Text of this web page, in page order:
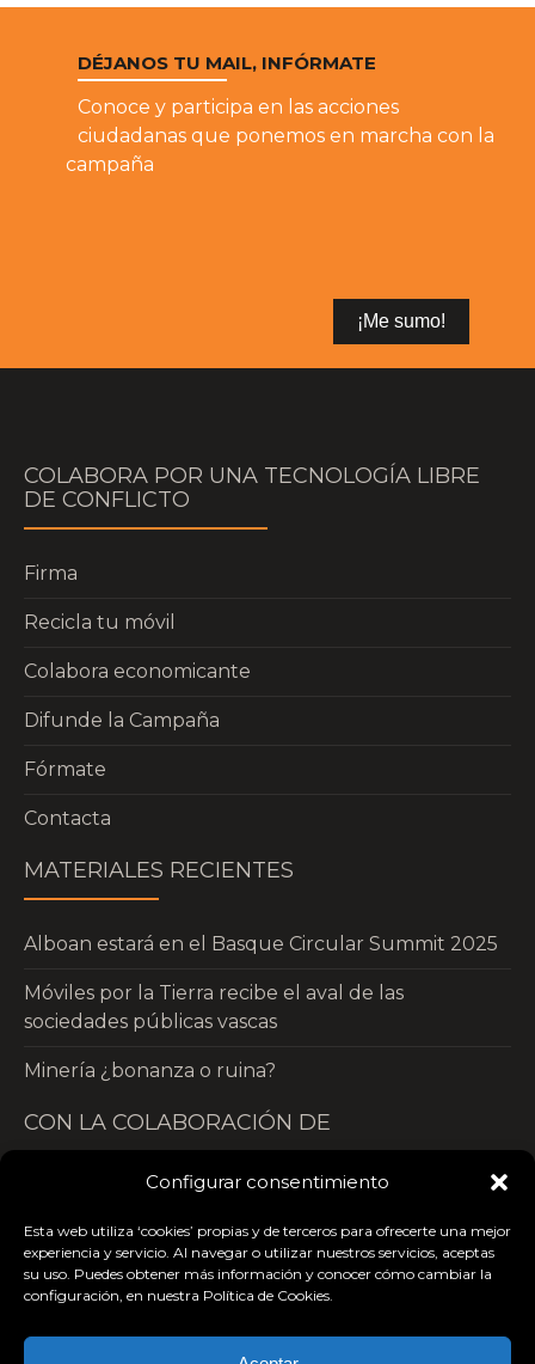
Configurar consentimiento
Esta web utiliza ‘cookies’ propias y de terceros para ofrecerte una mejor
experiencia y servicio. Al navegar o utilizar nuestros servicios, aceptas
su uso. Puedes obtener más información y conocer cómo cambiar la
configuración, en nuestra Política de Cookies.
DÉJANOS TU MAIL, INFÓRMATE
Conoce y participa en las acciones
ciudadanas que ponemos en marcha con la
campaña
COLABORA POR UNA TECNOLOGÍA LIBRE
DE CONFLICTO
Firma
Recicla tu móvil
Colabora economicante
Difunde la Campaña
Fórmate
Contacta
MATERIALES RECIENTES
Alboan estará en el Basque Circular Summit 2025
Móviles por la Tierra recibe el aval de las
sociedades públicas vascas
Minería ¿bonanza o ruina?
CON LA COLABORACIÓN DE